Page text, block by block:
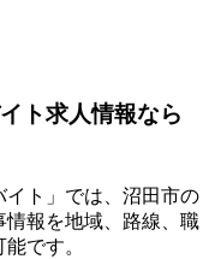
ト求人情報なら
ト」では、沼田市の
報を地域、路線、職
です。